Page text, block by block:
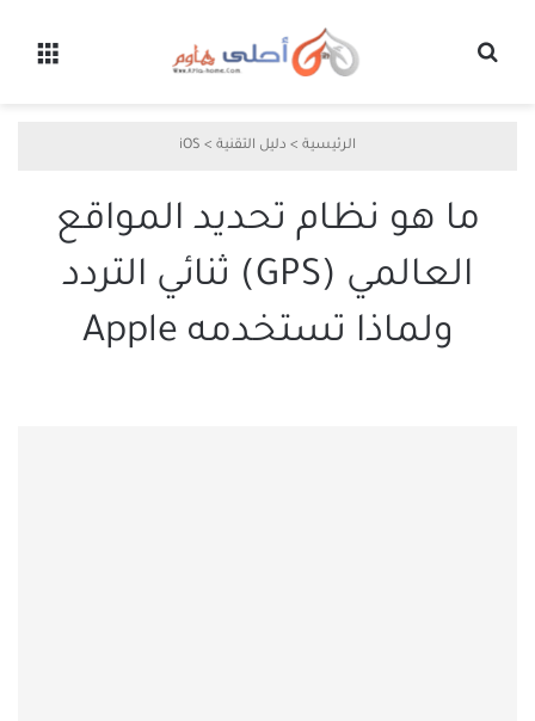
الرئيسية > دليل التقنية >
iOS
ما هو نظام تحديد المواقع
العالمي (GPS) ثنائي التردد
ولماذا تستخدمه Apple